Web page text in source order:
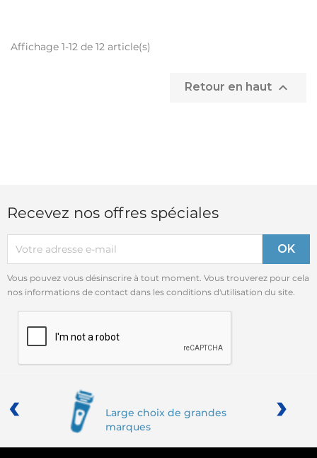
Affichage 1-12 de 12 article(s)
Retour en haut 
Recevez nos offres spéciales
Vous pouvez vous désinscrire à tout moment. Vous trouverez pour cela
nos informations de contact dans les conditions d'utilisation du site.
Large choix de grandes
marques
‹ ›